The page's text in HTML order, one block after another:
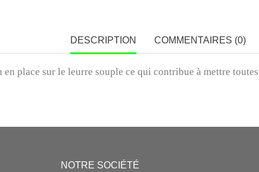
DESCRIPTION COMMENTAIRES (0)
place sur le leurre souple ce qui contribue à mettre
NOTRE SOCIÉTÉ